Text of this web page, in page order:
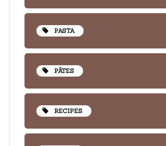
PASTA
PÂTES
RECIPES